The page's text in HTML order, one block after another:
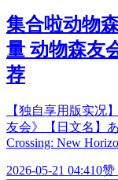
集合啦动物
量 动物森友
荐
【独自享用版实况
友会》【日文名】
Crossing: New
2026-05-21 04:410赞